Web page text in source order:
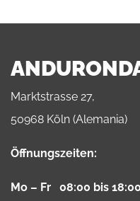
Marktstrasse 27,
50968 Köln (Alemania)
Öffnungszeiten:
Mo – Fr 08:00 bis